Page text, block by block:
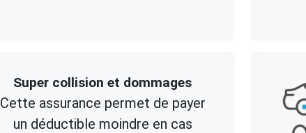
Super collision et dommages
Cette assurance permet de payer
un déductible moindre en cas